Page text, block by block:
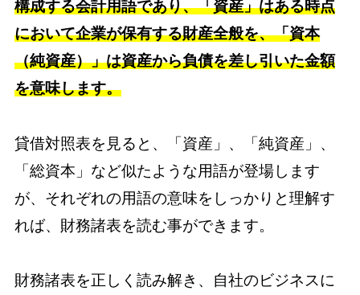
構成する会計用語であり、「資産」はある時点
において企業が保有する財産全般を、「資本
（純資産）」は資産から負債を差し引いた金額
を意味します。
貸借対照表を見ると、「資産」、「純資産」、
「総資本」など似たような用語が登場します
が、それぞれの用語の意味をしっかりと理解す
れば、財務諸表を読む事ができます。
財務諸表を正しく読み解き、自社のビジネスに